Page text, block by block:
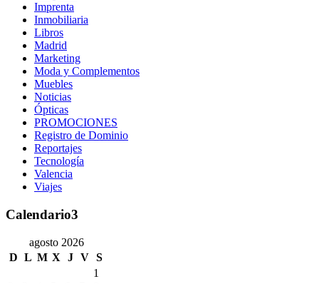
Imprenta
Inmobiliaria
Libros
Madrid
Marketing
Moda y Complementos
Muebles
Noticias
Ópticas
PROMOCIONES
Registro de Dominio
Reportajes
Tecnología
Valencia
Viajes
Calendario3
agosto 2026
D L M X J V S
1